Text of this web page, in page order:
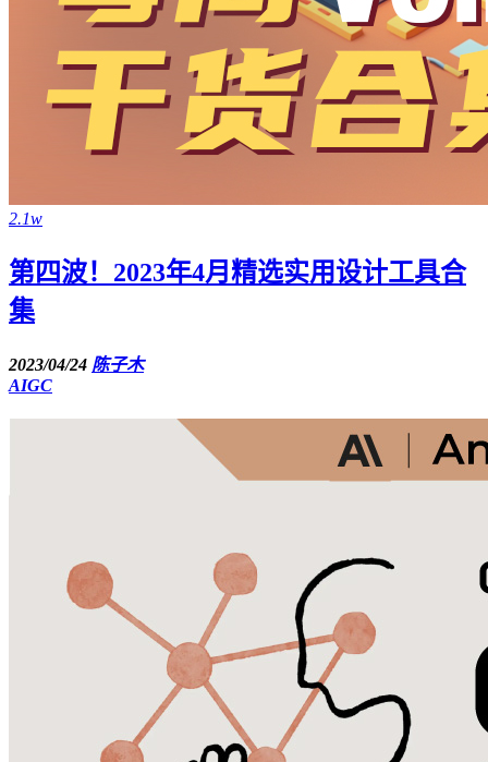
2.1w
第四波！2023年4月精选实用设计工具合
集
2023/04/24 陈子木
AIGC